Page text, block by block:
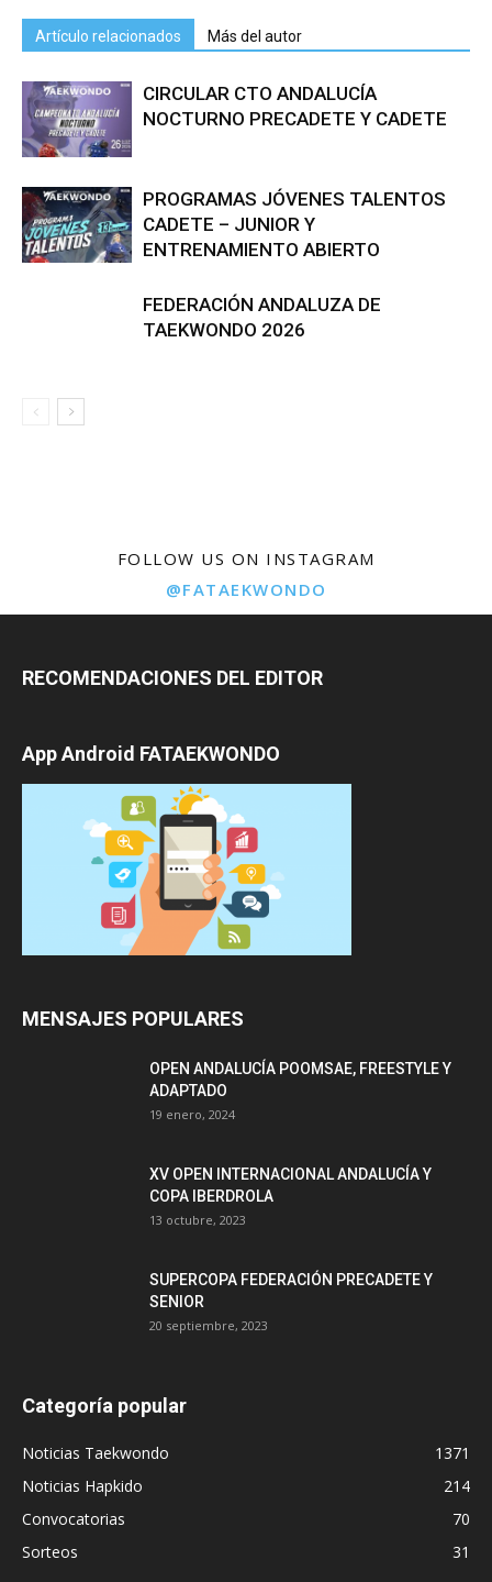
Artículo relacionados Más del autor
CIRCULAR CTO ANDALUCÍA
NOCTURNO PRECADETE Y CADETE
PROGRAMAS JÓVENES TALENTOS
CADETE – JUNIOR Y
ENTRENAMIENTO ABIERTO
FEDERACIÓN ANDALUZA DE
TAEKWONDO 2026
FOLLOW US ON INSTAGRAM
@FATAEKWONDO
RECOMENDACIONES DEL EDITOR
App Android FATAEKWONDO
MENSAJES POPULARES
OPEN ANDALUCÍA POOMSAE, FREESTYLE Y
ADAPTADO
19 enero, 2024
XV OPEN INTERNACIONAL ANDALUCÍA Y
COPA IBERDROLA
13 octubre, 2023
SUPERCOPA FEDERACIÓN PRECADETE Y
SENIOR
20 septiembre, 2023
Categoría popular
Noticias Taekwondo
1371
Noticias Hapkido
214
Convocatorias
70
Sorteos
31